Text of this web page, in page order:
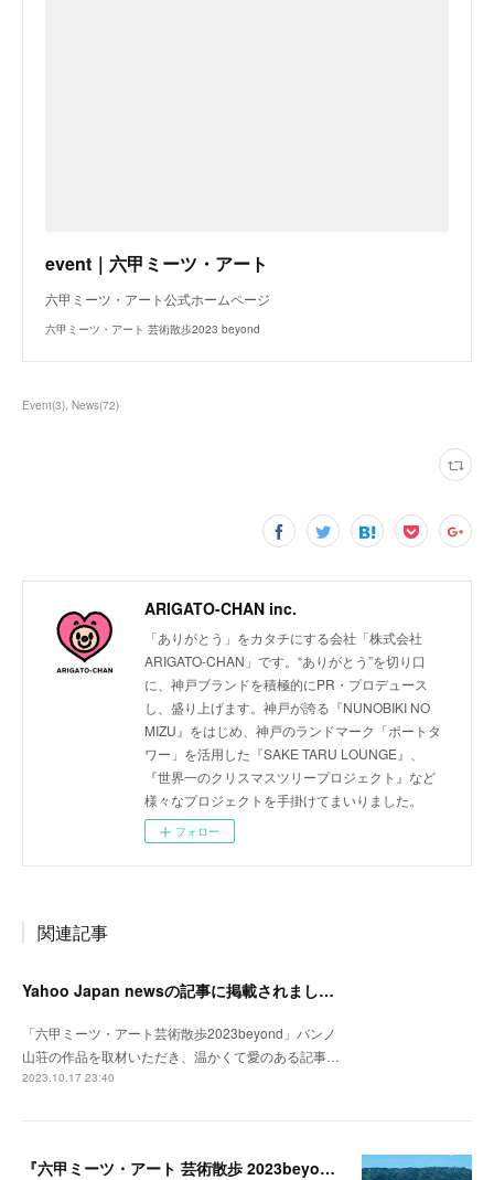
event｜六甲ミーツ・アート
六甲ミーツ・アート公式ホームページ
六甲ミーツ・アート 芸術散歩2023 beyond
Event(3) News(72)
ARIGATO-CHAN inc.
「ありがとう」をカタチにする会社「株式会社
ARIGATO-CHAN」です。“ありがとう”を切り口
に、神戸ブランドを積極的にPR・プロデュース
し、盛り上げます。神戸が誇る『NUNOBIKI NO
MIZU』をはじめ、神戸のランドマーク「ポートタ
ワー」を活用した『SAKE TARU LOUNGE』、
『世界一のクリスマスツリープロジェクト』など
様々なプロジェクトを手掛けてまいりました。
フォロー
関連記事
Yahoo Japan newsの記事に掲載されました。
「六甲ミーツ・アート芸術散歩2023beyond」バンノ
山荘の作品を取材いただき、温かくて愛のある記事…
2023.10.17 23:40
『六甲ミーツ・アート 芸術散歩 2023beyond』開催中。